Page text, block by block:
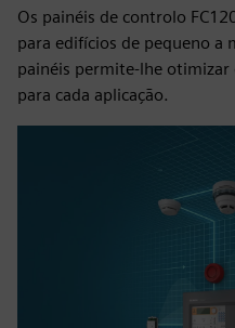
Os painéis de controlo
para edifícios de pequeno a
painéis permite-lhe
para cada aplicação.